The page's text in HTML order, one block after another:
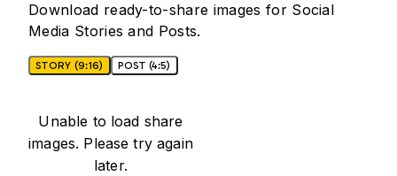
Download ready-to-share images for Social
Media Stories and Posts.
STORY (9:16) POST (4:5)
Unable to load share
images. Please try again
later.